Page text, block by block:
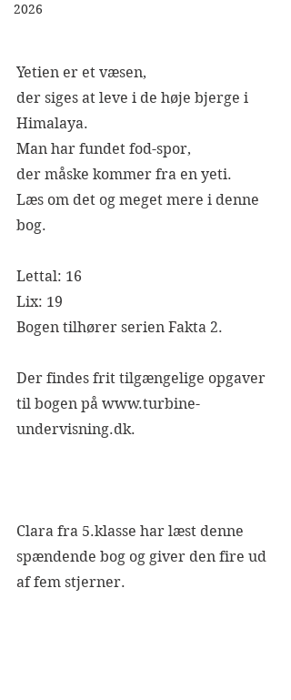
2026
Yetien er et væsen,
der siges at leve i de høje bjerge i
Himalaya.
Man har fundet fod-spor,
der måske kommer fra en yeti.
Læs om det og meget mere i denne
bog.
Lettal: 16
Lix: 19
Bogen tilhører serien Fakta 2.
Der findes frit tilgængelige opgaver
til bogen på www.turbine-
undervisning.dk.
Clara fra 5.klasse har læst denne
spændende bog og giver den fire ud
af fem stjerner.